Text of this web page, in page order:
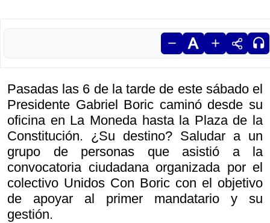
Pasadas las 6 de la tarde de este sábado el
Presidente Gabriel Boric caminó desde su
oficina en La Moneda hasta la Plaza de la
Constitución. ¿Su destino? Saludar a un
grupo de personas que asistió a la
convocatoria ciudadana organizada por el
colectivo Unidos Con Boric con el objetivo
de apoyar al primer mandatario y su
gestión.